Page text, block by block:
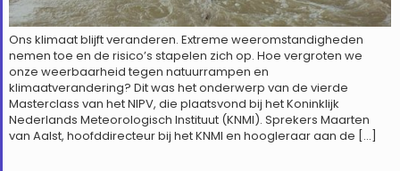
Ons klimaat blijft veranderen. Extreme weeromstandigheden
nemen toe en de risico’s stapelen zich op. Hoe vergroten we
onze weerbaarheid tegen natuurrampen en
klimaatverandering? Dit was het onderwerp van de vierde
Masterclass van het NIPV, die plaatsvond bij het Koninklijk
Nederlands Meteorologisch Instituut (KNMI). Sprekers Maarten
van Aalst, hoofddirecteur bij het KNMI en hoogleraar aan de […]